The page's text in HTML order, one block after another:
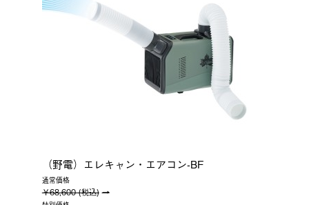
（野電）エレキャン・エアコン-BF
通常価格
￥68,600 (税込)